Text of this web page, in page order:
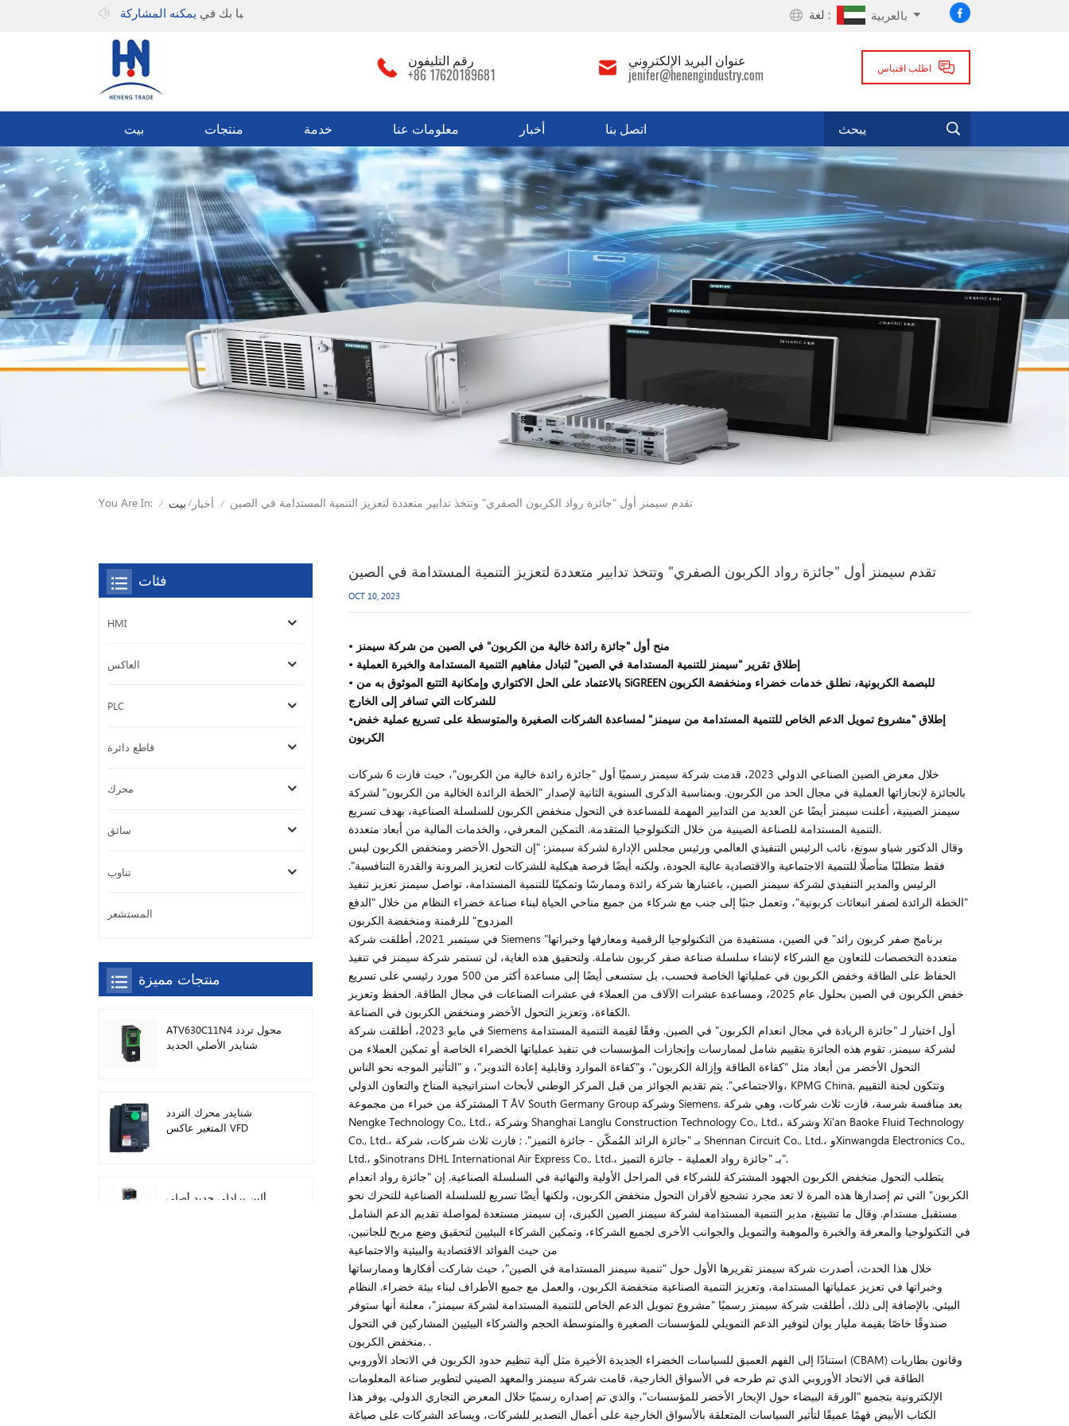
يمكنه المشاركة لغة : بالعربية
اطلب اقتباس
رقم التليفون
+86 17620189681
عنوان البريد الإلكتروني
jenifer@henengindustry.com
بيت منتجات خدمة معلومات عنا أخبار اتصل بنا
You Are In: / بيت / أخبار / تقدم سيمنز أول "جائزة رواد الكربون الصفري" وتتخذ تدابير متعددة لتعزيز التنمية المستدامة في الصين
تقدم سيمنز أول "جائزة رواد الكربون الصفري" وتتخذ تدابير متعددة لتعزيز التنمية المستدامة في الصين
OCT 10, 2023
• منح أول "جائزة رائدة خالية من الكربون" في الصين من شركة سيمنز
• إطلاق تقرير "سيمنز للتنمية المستدامة في الصين" لتبادل مفاهيم التنمية المستدامة والخبرة العملية
• بالاعتماد على الحل الاكتواري وإمكانية التتبع الموثوق به من SiGREEN للبصمة الكربونية، نطلق خدمات خضراء ومنخفضة الكربون
للشركات التي تسافر إلى الخارج
•إطلاق "مشروع تمويل الدعم الخاص للتنمية المستدامة من سيمنز" لمساعدة الشركات الصغيرة والمتوسطة على تسريع عملية خفض
الكربون
خلال معرض الصين الصناعي الدولي 2023، قدمت شركة سيمنز رسميًا أول "جائزة رائدة خالية من الكربون"، حيث فازت 6 شركات
بالجائزة لإنجازاتها العملية في مجال الحد من الكربون. وبمناسبة الذكرى السنوية الثانية لإصدار "الخطة الرائدة الخالية من الكربون" لشركة
سيمنز الصينية، أعلنت سيمنز أيضًا عن العديد من التدابير المهمة للمساعدة في التحول منخفض الكربون للسلسلة الصناعية، بهدف تسريع
التنمية المستدامة للصناعة الصينية من خلال التكنولوجيا المتقدمة. التمكين المعرفي، والخدمات المالية من أبعاد متعددة.
وقال الدكتور شياو سونغ، نائب الرئيس التنفيذي العالمي ورئيس مجلس الإدارة لشركة سيمنز: "إن التحول الأخضر ومنخفض الكربون ليس
فقط متطلبًا متأصلًا للتنمية الاجتماعية والاقتصادية عالية الجودة، ولكنه أيضًا فرصة هيكلية للشركات لتعزيز المرونة والقدرة التنافسية".
الرئيس والمدير التنفيذي لشركة سيمنز الصين، باعتبارها شركة رائدة وممارسًا وتمكينًا للتنمية المستدامة، تواصل سيمنز تعزيز تنفيذ
"الخطة الرائدة لصفر انبعاثات كربونية"، وتعمل جنبًا إلى جنب مع شركاء من جميع مناحي الحياة لبناء صناعة خضراء النظام من خلال "الدفع
المزدوج" للرقمنة ومنخفضة الكربون
في سبتمبر 2021، أطلقت شركة Siemens "برنامج صفر كربون رائد" في الصين، مستفيدة من التكنولوجيا الرقمية ومعارفها وخبراتها
متعددة التخصصات للتعاون مع الشركاء لإنشاء سلسلة صناعة صفر كربون شاملة. ولتحقيق هذه الغاية، لن تستمر شركة سيمنز في تنفيذ
الحفاظ على الطاقة وخفض الكربون في عملياتها الخاصة فحسب، بل ستسعى أيضًا إلى مساعدة أكثر من 500 مورد رئيسي على تسريع
خفض الكربون في الصين بحلول عام 2025، ومساعدة عشرات الآلاف من العملاء في عشرات الصناعات في مجال الطاقة. الحفظ وتعزيز
الكفاءة، وتعزيز التحول الأخضر ومنخفض الكربون في الصناعة.
في مايو 2023، أطلقت شركة Siemens أول اختيار لـ "جائزة الريادة في مجال انعدام الكربون" في الصين. وفقًا لقيمة التنمية المستدامة
لشركة سيمنز، تقوم هذه الجائزة بتقييم شامل لممارسات وإنجازات المؤسسات في تنفيذ عملياتها الخضراء الخاصة أو تمكين العملاء من
التحول الأخضر من أبعاد مثل "كفاءة الطاقة وإزالة الكربون"، و"كفاءة الموارد وقابلية إعادة التدوير"، و "التأثير الموجه نحو الناس
والاجتماعي". يتم تقديم الجوائز من قبل المركز الوطني لأبحاث استراتيجية المناخ والتعاون الدولي، KPMG China. وتتكون لجنة التقييم
المشتركة من خبراء من مجموعة T ÅV South Germany Group وشركة Siemens. بعد منافسة شرسة، فازت ثلاث شركات، وهي شركة
Nengke Technology Co., Ltd.، وشركة Shanghai Langlu Construction Technology Co., Ltd.، وشركة Xi'an Baoke Fluid Technology
Co., Ltd.، بـ "جائزة الرائد المُمكّن - جائزة التميز". ; فازت ثلاث شركات، شركة Shennan Circuit Co., Ltd.، وXinwangda Electronics Co.,
Ltd.، وSinotrans DHL International Air Express Co., Ltd.، بـ "جائزة رواد العملية - جائزة التميز".
يتطلب التحول منخفض الكربون الجهود المشتركة للشركاء في المراحل الأولية والنهائية في السلسلة الصناعية. إن "جائزة رواد انعدام
الكربون" التي تم إصدارها هذه المرة لا تعد مجرد تشجيع لأقران التحول منخفض الكربون، ولكنها أيضًا تسريع للسلسلة الصناعية للتحرك نحو
مستقبل مستدام. وقال ما تشينغ، مدير التنمية المستدامة لشركة سيمنز الصين الكبرى، إن سيمنز مستعدة لمواصلة تقديم الدعم الشامل
في التكنولوجيا والمعرفة والخبرة والموهبة والتمويل والجوانب الأخرى لجميع الشركاء، وتمكين الشركاء البيئيين لتحقيق وضع مربح للجانبين.
من حيث الفوائد الاقتصادية والبيئية والاجتماعية
خلال هذا الحدث، أصدرت شركة سيمنز تقريرها الأول حول "تنمية سيمنز المستدامة في الصين"، حيث شاركت أفكارها وممارساتها
وخبراتها في تعزيز عملياتها المستدامة، وتعزيز التنمية الصناعية منخفضة الكربون، والعمل مع جميع الأطراف لبناء بيئة خضراء. النظام
البيئي. بالإضافة إلى ذلك، أطلقت شركة سيمنز رسميًا "مشروع تمويل الدعم الخاص للتنمية المستدامة لشركة سيمنز"، معلنة أنها ستوفر
صندوقًا خاصًا بقيمة مليار يوان لتوفير الدعم التمويلي للمؤسسات الصغيرة والمتوسطة الحجم والشركاء البيئيين المشاركين في التحول
منخفض الكربون. .
استنادًا إلى الفهم العميق للسياسات الخضراء الجديدة الأخيرة مثل آلية تنظيم حدود الكربون في الاتحاد الأوروبي (CBAM) وقانون بطاريات
الطاقة في الاتحاد الأوروبي الذي تم طرحه في الأسواق الخارجية، قامت شركة سيمنز والمعهد الصيني لتطوير صناعة المعلومات
الإلكترونية بتجميع "الورقة البيضاء حول الإبحار الأخضر للمؤسسات"، والذي تم إصداره رسميًا خلال المعرض التجاري الدولي. يوفر هذا
الكتاب الأبيض فهمًا عميقًا لتأثير السياسات المتعلقة بالأسواق الخارجية على أعمال التصدير للشركات، ويساعد الشركات على صياغة
فئات
HMI
العاكس
PLC
قاطع دائرة
محرك
سائق
تناوب
المستشعر
منتجات مميزة
ATV630C11N4 محول تردد
شنايدر الأصلي الجديد
شنايدر محرك التردد
المتغير عاكس VFD
ألين برادلي جديد أصلي